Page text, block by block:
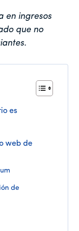
en ingresos
que no
es
web de
de